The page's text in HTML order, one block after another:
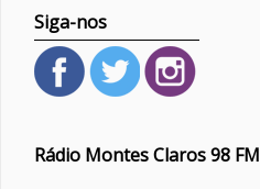
Siga-nos
Rádio Montes Claros 98 FM